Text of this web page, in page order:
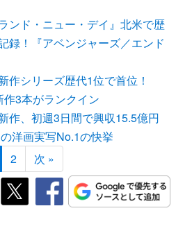
ンド・ニュー・デイ』北米で歴
録！『アベンジャーズ／エンド
作シリーズ歴代1位で首位！
作3本がランクイン
作、初週3日間で興収15.5億円
洋画実写No.1の快挙
2 次 »